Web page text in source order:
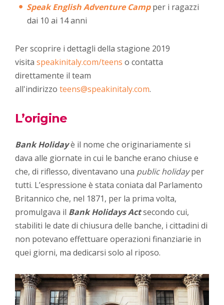
Speak English Adventure Campper i ragazzi
dai 10 ai 14 anni
Per scoprire i dettagli della stagione 2019
visita speakinitaly.com/teens o contatta
direttamente il team
all'indirizzo teens@speakinitaly.com.
L’origine
Bank Holidayè il nome che originariamente si
dava alle giornate in cui le banche erano chiuse e
che, di riflesso, diventavano una public holidayper
tutti. L’espressione è stata coniata dal Parlamento
Britannico che, nel 1871, per la prima volta,
promulgava il Bank Holidays Actsecondo cui,
stabiliti le date di chiusura delle banche, i cittadini di
non potevano effettuare operazioni finanziarie in
quei giorni, ma dedicarsi solo al riposo.